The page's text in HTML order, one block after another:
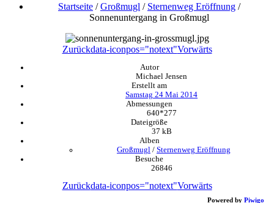
Startseite /Großmugl / Sternenweg Eröffnung /
Sonnenuntergang in Großmugl
Zurückdata-iconpos="notext"Vorwärts
Autor
Michael Jensen
Erstellt am
Samstag 24 Mai 2014
Abmessungen
640*277
Dateigröße
37 kB
Alben
Großmugl / Sternenweg Eröffnung
Besuche
26846
Zurückdata-iconpos="notext"Vorwärts
Powered by Piwigo